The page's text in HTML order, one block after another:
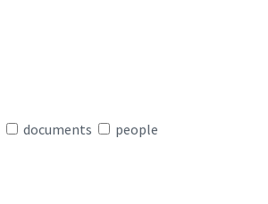
documents people